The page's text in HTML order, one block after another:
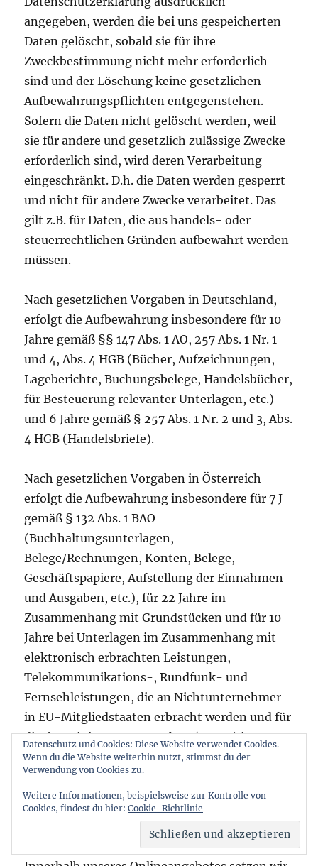
angegeben, werden die bei uns gespeicherten
Daten gelöscht, sobald sie für ihre
Zweckbestimmung nicht mehr erforderlich
sind und der Löschung keine gesetzlichen
Aufbewahrungspflichten entgegenstehen.
Sofern die Daten nicht gelöscht werden, weil
sie für andere und gesetzlich zulässige Zwecke
erforderlich sind, wird deren Verarbeitung
eingeschränkt. D.h. die Daten werden gesperrt
und nicht für andere Zwecke verarbeitet. Das
gilt z.B. für Daten, die aus handels- oder
steuerrechtlichen Gründen aufbewahrt werden
müssen.
Nach gesetzlichen Vorgaben in Deutschland,
erfolgt die Aufbewahrung insbesondere für 10
Jahre gemäß §§ 147 Abs. 1 AO, 257 Abs. 1 Nr. 1
und 4, Abs. 4 HGB (Bücher, Aufzeichnungen,
Lageberichte, Buchungsbelege, Handelsbücher,
für Besteuerung relevanter Unterlagen, etc.)
und 6 Jahre gemäß § 257 Abs. 1 Nr. 2 und 3, Abs.
4 HGB (Handelsbriefe).
Nach gesetzlichen Vorgaben in Österreich
erfolgt die Aufbewahrung insbesondere für 7 J
gemäß § 132 Abs. 1 BAO
(Buchhaltungsunterlagen,
Belege/Rechnungen, Konten, Belege,
Geschäftspapiere, Aufstellung der Einnahmen
und Ausgaben, etc.), für 22 Jahre im
Zusammenhang mit Grundstücken und für 10
Jahre bei Unterlagen im Zusammenhang mit
elektronisch erbrachten Leistungen,
Telekommunikations-, Rundfunk- und
Fernsehleistungen, die an Nichtunternehmer
in EU-Mitgliedstaaten erbracht werden und für
die der Mini-One-Stop-Shop (MOSS) in
Anspruch genommen wird.
Teilnahme an Affiliate-
Partnerprogrammen
Datenschutz und Cookies: Diese Website verwendet Cookies.
Wenn du die Website weiterhin nutzt, stimmst du der
Verwendung von Cookies zu.
Weitere Informationen, beispielsweise zur Kontrolle von
Cookies, findest du hier: Cookie-Richtlinie